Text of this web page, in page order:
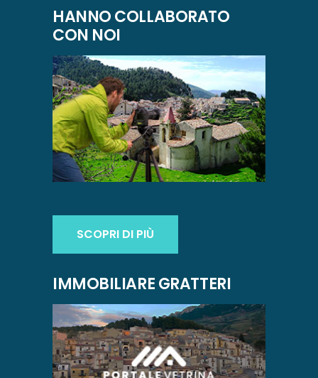
HANNO COLLABORATO
CON NOI
SCOPRI DI PIÙ
IMMOBILIARE GRATTERI